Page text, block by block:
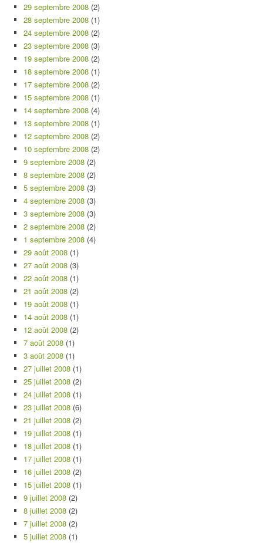
29 septembre 2008 (2)
28 septembre 2008 (1)
24 septembre 2008 (2)
23 septembre 2008 (3)
19 septembre 2008 (2)
18 septembre 2008 (1)
17 septembre 2008 (2)
15 septembre 2008 (1)
14 septembre 2008 (4)
13 septembre 2008 (1)
12 septembre 2008 (2)
10 septembre 2008 (2)
9 septembre 2008 (2)
8 septembre 2008 (2)
5 septembre 2008 (3)
4 septembre 2008 (3)
3 septembre 2008 (3)
2 septembre 2008 (2)
1 septembre 2008 (4)
29 août 2008 (1)
27 août 2008 (3)
22 août 2008 (1)
21 août 2008 (2)
19 août 2008 (1)
14 août 2008 (1)
12 août 2008 (2)
7 août 2008 (1)
3 août 2008 (1)
27 juillet 2008 (1)
25 juillet 2008 (2)
24 juillet 2008 (1)
23 juillet 2008 (6)
21 juillet 2008 (2)
19 juillet 2008 (1)
18 juillet 2008 (1)
17 juillet 2008 (1)
16 juillet 2008 (2)
15 juillet 2008 (1)
9 juillet 2008 (2)
8 juillet 2008 (2)
7 juillet 2008 (2)
5 juillet 2008 (1)